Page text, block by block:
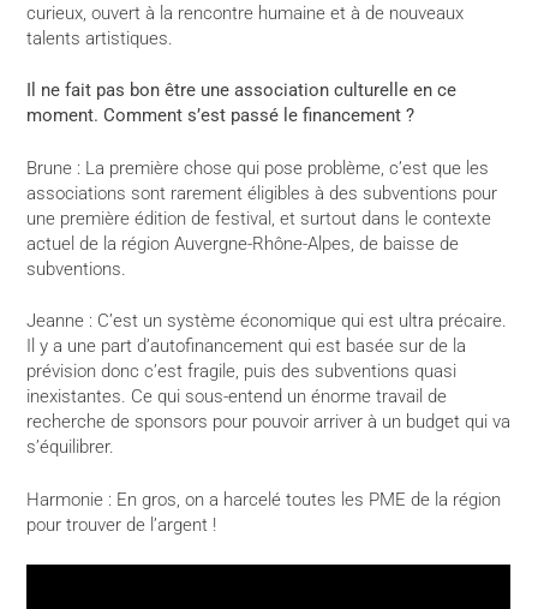
curieux, ouvert à la rencontre humaine et à de nouveaux
talents artistiques.
Il ne fait pas bon être une association culturelle en ce
moment. Comment s’est passé le financement ?
Brune : La première chose qui pose problème, c’est que les
associations sont rarement éligibles à des subventions pour
une première édition de festival, et surtout dans le contexte
actuel de la région Auvergne-Rhône-Alpes, de baisse de
subventions.
Jeanne : C’est un système économique qui est ultra précaire.
Il y a une part d’autofinancement qui est basée sur de la
prévision donc c’est fragile, puis des subventions quasi
inexistantes. Ce qui sous-entend un énorme travail de
recherche de sponsors pour pouvoir arriver à un budget qui va
s’équilibrer.
Harmonie : En gros, on a harcelé toutes les PME de la région
pour trouver de l’argent !